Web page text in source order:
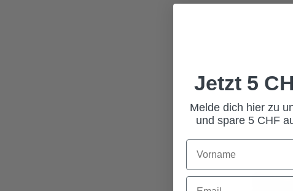
Jetzt 5
Melde dich hier zu
und spare 5 CHF